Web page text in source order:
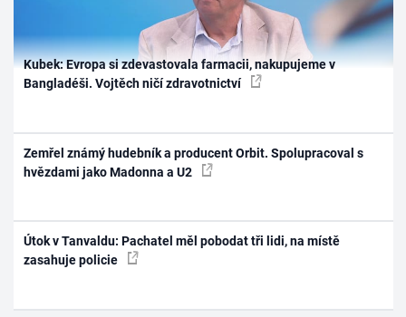
Kubek: Evropa si zdevastovala farmacii, nakupujeme v
Bangladéši. Vojtěch ničí zdravotnictví
Zemřel známý hudebník a producent Orbit. Spolupracoval s
hvězdami jako Madonna a U2
Útok v Tanvaldu: Pachatel měl pobodat tři lidi, na místě
zasahuje policie